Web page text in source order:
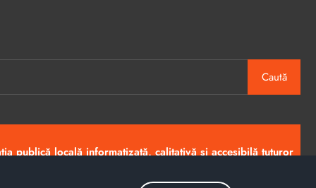
Caută
publică locală informatizată, calitativă și accesibilă tuturor
Copyright © 2026 - Primăria Municipiului Petroșani